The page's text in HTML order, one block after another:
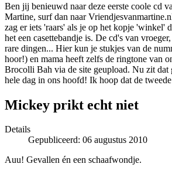
Ben jij benieuwd naar deze eerste coole cd
Martine, surf dan naar
zag er iets 'raars' als je op het kopje 'winkel'
het een casettebandje is. De cd's van
rare dingen... Hier kun je stukjes van de
hoor!) en mama heeft zelfs de ringtone van
Brocolli Bah via de site geupload. Nu zit dat
hele dag in ons hoofd! Ik hoop dat de
Mickey prikt echt niet
Details
Gepubliceerd: 06 augustus 2010
Auu! Gevallen én een schaafwondje.